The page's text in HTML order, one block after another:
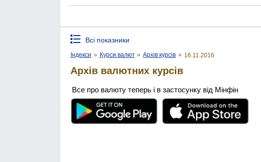
Всі показники
Індекси » Курси валют » Архів курсів » 16.11.2016
Архів валютних курсів
Все про валюту теперь і в застосунку від Мінфін